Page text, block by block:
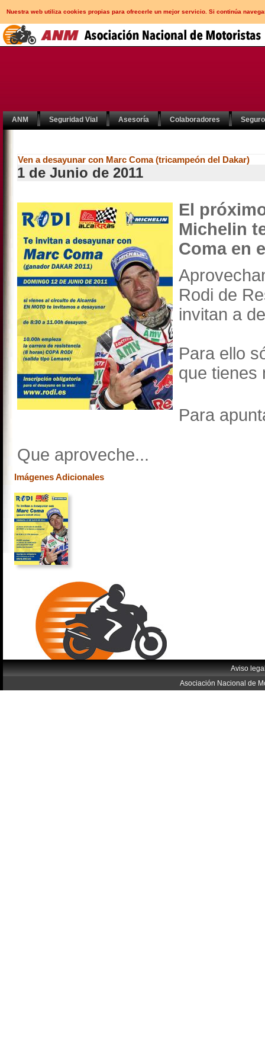
Nuestra web utiliza cookies propias para ofrecerle un mejor servicio. Si continúa
ANM Seguridad Vial Asesoría Colaboradores
Ven a desayunar con Marc Coma (tricampeón del Dakar)
1 de Junio de 2011
El
Michelin
Coma en
Rodi de
invitan a
Para ello
que tienes
Para
Que aproveche...
Imágenes Adicionales
Aviso
Asociación Nacional de